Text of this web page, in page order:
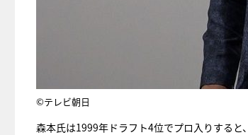
©テレビ朝日
森本氏は1999年ドラフト4位でプロ入りする